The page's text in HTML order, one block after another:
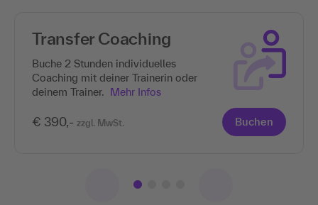
Transfer Coaching
Buche 2 Stunden individuelles
Coaching mit deiner Trainerin oder
deinem Trainer. Mehr Infos
€ 390,- zzgl. MwSt. Buchen